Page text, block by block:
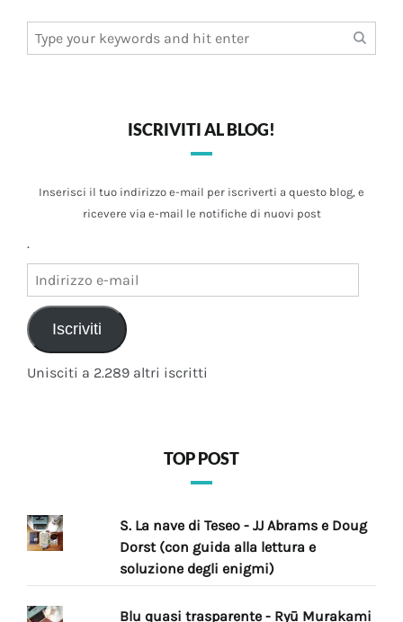
for:
ISCRIVITI AL BLOG!
Inserisci il tuo indirizzo e-mail per iscriverti a questo blog, e
ricevere via e-mail le notifiche di nuovi post
.
Iscriviti
Unisciti a 2.289 altri iscritti
TOP POST
S. La nave di Teseo - JJ Abrams e Doug
Dorst (con guida alla lettura e
soluzione degli enigmi)
Blu quasi trasparente - Ryū Murakami